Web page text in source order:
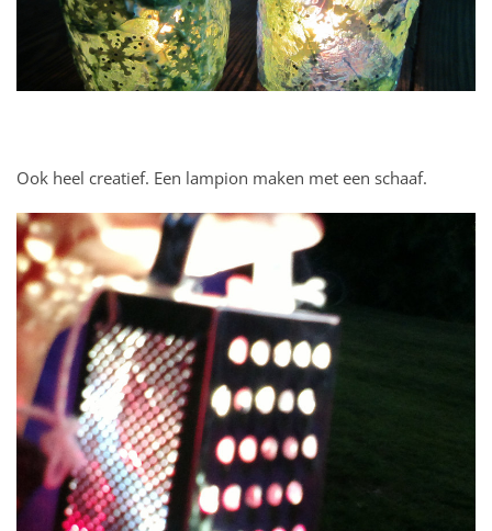
Ook heel creatief. Een lampion maken met een schaaf.